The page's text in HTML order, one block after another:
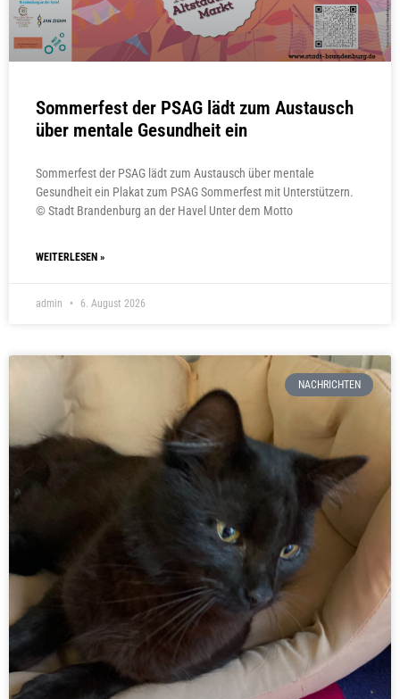
Sommerfest der PSAG lädt zum Austausch
über mentale Gesundheit ein
Sommerfest der PSAG lädt zum Austausch über mentale
Gesundheit ein Plakat zum PSAG Sommerfest mit Unterstützern.
© Stadt Brandenburg an der Havel Unter dem Motto
WEITERLESEN »
admin 6. August 2026
NACHRICHTEN